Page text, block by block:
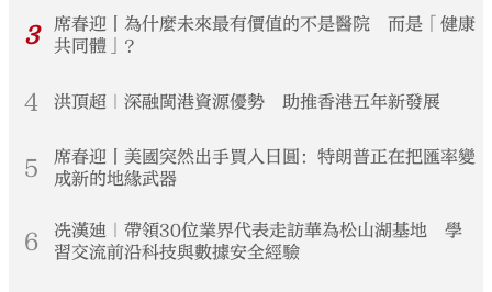
3
席春迎丨為什麼未來最有價值的不是醫院 而是「健康
共同體」？
4 洪頂超｜深融閩港資源優勢 助推香港五年新發展
5
席春迎丨美國突然出手買入日圓：特朗普正在把匯率變
成新的地緣武器
6
冼漢廸｜帶領30位業界代表走訪華為松山湖基地 學
習交流前沿科技與數據安全經驗